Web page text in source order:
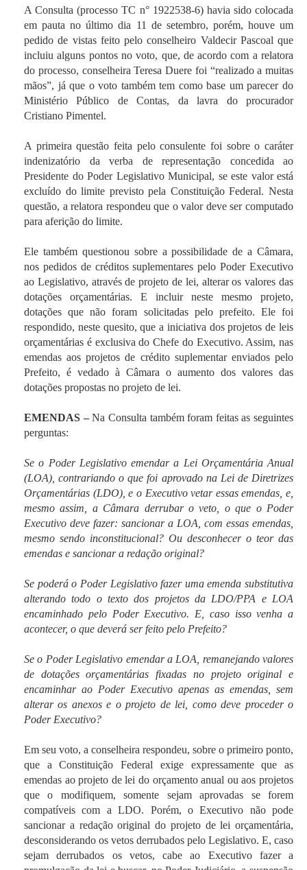
A Consulta (processo TC n° 1922538-6) havia sido colocada
em pauta no último dia 11 de setembro, porém, houve um
pedido de vistas feito pelo conselheiro Valdecir Pascoal que
incluiu alguns pontos no voto, que, de acordo com a relatora
do processo, conselheira Teresa Duere foi “realizado a muitas
mãos”, já que o voto também tem como base um parecer do
Ministério Público de Contas, da lavra do procurador
Cristiano Pimentel.
A primeira questão feita pelo consulente foi sobre o caráter
indenizatório da verba de representação concedida ao
Presidente do Poder Legislativo Municipal, se este valor está
excluído do limite previsto pela Constituição Federal. Nesta
questão, a relatora respondeu que o valor deve ser computado
para aferição do limite.
Ele também questionou sobre a possibilidade de a Câmara,
nos pedidos de créditos suplementares pelo Poder Executivo
ao Legislativo, através de projeto de lei, alterar os valores das
dotações orçamentárias. E incluir neste mesmo projeto,
dotações que não foram solicitadas pelo prefeito. Ele foi
respondido, neste quesito, que a iniciativa dos projetos de leis
orçamentárias é exclusiva do Chefe do Executivo. Assim, nas
emendas aos projetos de crédito suplementar enviados pelo
Prefeito, é vedado à Câmara o aumento dos valores das
dotações propostas no projeto de lei.
EMENDAS –Na Consulta também foram feitas as seguintes
perguntas:
Se o Poder Legislativo emendar a Lei Orçamentária Anual
(LOA), contrariando o que foi aprovado na Lei de Diretrizes
Orçamentárias (LDO), e o Executivo vetar essas emendas, e,
mesmo assim, a Câmara derrubar o veto, o que o Poder
Executivo deve fazer: sancionar a LOA, com essas emendas,
mesmo sendo inconstitucional? Ou desconhecer o teor das
emendas e sancionar a redação original?
Se poderá o Poder Legislativo fazer uma emenda substitutiva
alterando todo o texto dos projetos da LDO/PPA e LOA
encaminhado pelo Poder Executivo. E, caso isso venha a
acontecer, o que deverá ser feito pelo Prefeito?
Se o Poder Legislativo emendar a LOA, remanejando valores
de dotações orçamentárias fixadas no projeto original e
encaminhar ao Poder Executivo apenas as emendas, sem
alterar os anexos e o projeto de lei, como deve proceder o
Poder Executivo?
Em seu voto, a conselheira respondeu, sobre o primeiro ponto,
que a Constituição Federal exige expressamente que as
emendas ao projeto de lei do orçamento anual ou aos projetos
que o modifiquem, somente sejam aprovadas se forem
compatíveis com a LDO. Porém, o Executivo não pode
sancionar a redação original do projeto de lei orçamentária,
desconsiderando os vetos derrubados pelo Legislativo. E, caso
sejam derrubados os vetos, cabe ao Executivo fazer a